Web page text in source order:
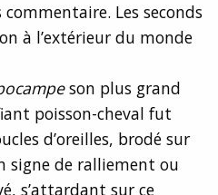
Les seconds
à l’extérieur du monde
son plus grand
poisson-cheval fut
d’oreilles, brodé sur
signe de ralliement ou
s’attardant sur ce